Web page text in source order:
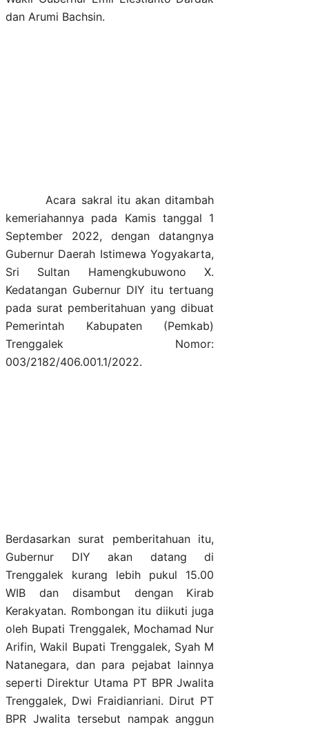
dan Arumi Bachsin.
Acara sakral itu akan ditambah
kemeriahannya pada Kamis tanggal 1
September 2022, dengan datangnya
Gubernur Daerah Istimewa Yogyakarta,
Sri Sultan Hamengkubuwono X.
Kedatangan Gubernur DIY itu tertuang
pada surat pemberitahuan yang dibuat
Pemerintah Kabupaten (Pemkab)
Trenggalek Nomor:
003/2182/406.001.1/2022.
Berdasarkan surat pemberitahuan itu,
Gubernur DIY akan datang di
Trenggalek kurang lebih pukul 15.00
WIB dan disambut dengan Kirab
Kerakyatan. Rombongan itu diikuti juga
oleh Bupati Trenggalek, Mochamad Nur
Arifin, Wakil Bupati Trenggalek, Syah M
Natanegara, dan para pejabat lainnya
seperti Direktur Utama PT BPR Jwalita
Trenggalek, Dwi Fraidianriani. Dirut PT
BPR Jwalita tersebut nampak anggun